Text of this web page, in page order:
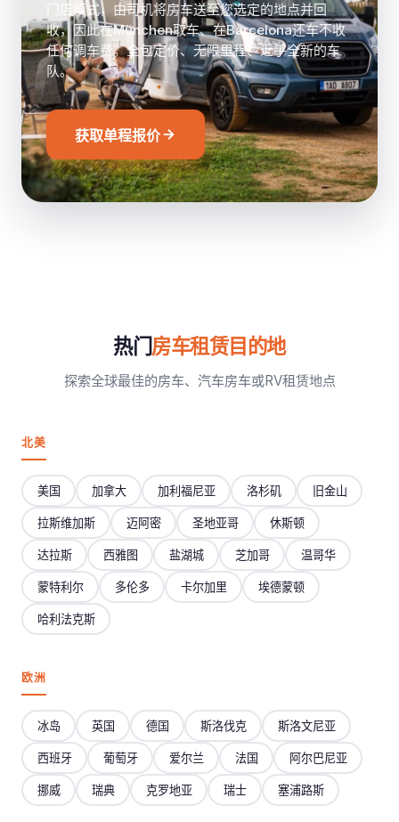
门店模式，由司机将房车送至您选定的地点并回
收，因此在München取车、在Barcelona还车不收
任何调车费。全包定价、无限里程、近乎全新的车
队。
获取单程报价
热门房车租赁目的地
探索全球最佳的房车、汽车房车或RV租赁地点
北美
美国 加拿大 加利福尼亚 洛杉矶 旧金山
拉斯维加斯 迈阿密 圣地亚哥 休斯顿
达拉斯 西雅图 盐湖城 芝加哥 温哥华
蒙特利尔 多伦多 卡尔加里 埃德蒙顿
哈利法克斯
欧洲
冰岛 英国 德国 斯洛伐克 斯洛文尼亚
西班牙 葡萄牙 爱尔兰 法国 阿尔巴尼亚
挪威 瑞典 克罗地亚 瑞士 塞浦路斯